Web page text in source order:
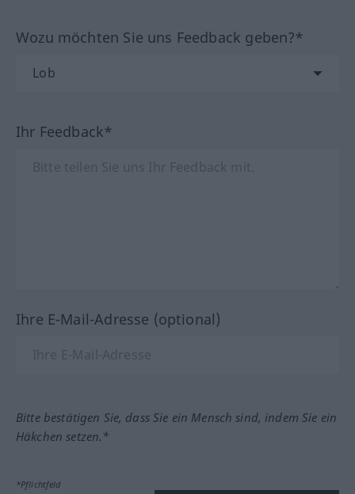
Wozu möchten Sie uns Feedback geben?*
Ihr Feedback*
Ihre E-Mail-Adresse (optional)
Bitte bestätigen Sie, dass Sie ein Mensch sind, indem Sie ein
Häkchen setzen.*
*Pflichtfeld